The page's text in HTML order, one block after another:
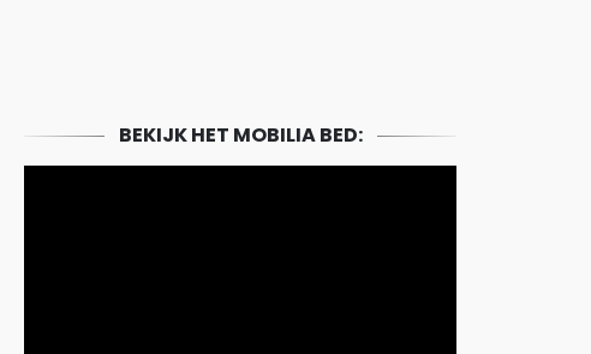
BEKIJK HET MOBILIA BED: